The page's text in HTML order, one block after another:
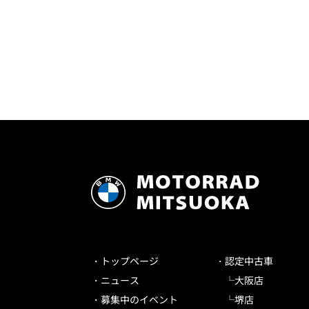
トップページ
ニュース
募集中のイベント
認定中古車
大阪店
堺店